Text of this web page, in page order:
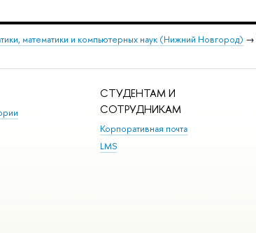
математики и компьютерных наук (Нижний Новгород) →
СТУДЕНТАМ И
СОТРУДНИКАМ
Корпоративная почта
LMS